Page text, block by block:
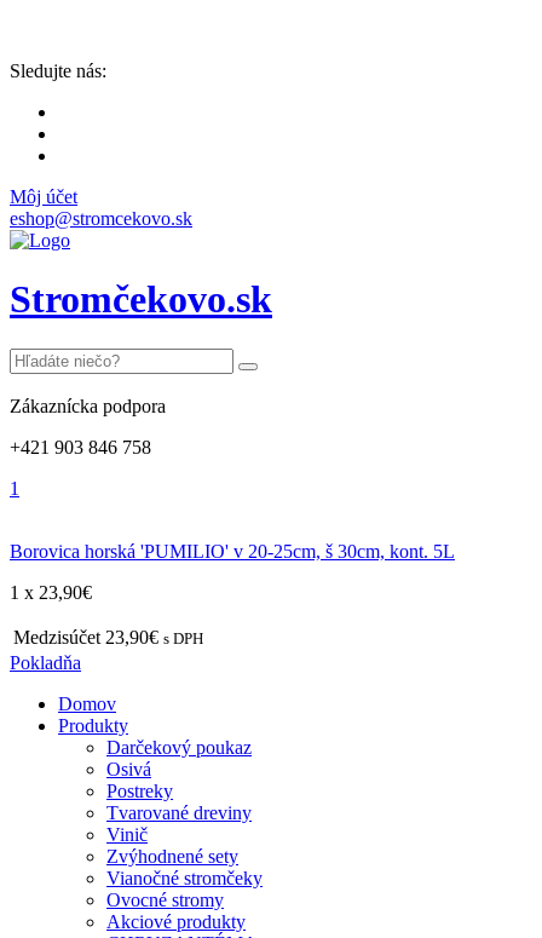
Sledujte nás:
Môj účet
eshop@stromcekovo.sk
Stromčekovo.sk
Zákaznícka podpora
+421 903 846 758
1
Borovica horská 'PUMILIO' v 20-25cm, š 30cm, kont. 5L
1 x 23,90€
Medzisúčet 23,90€ s DPH
Pokladňa
Domov
Produkty
Darčekový poukaz
Osivá
Postreky
Tvarované dreviny
Vinič
Zvýhodnené sety
Vianočné stromčeky
Ovocné stromy
Akciové produkty